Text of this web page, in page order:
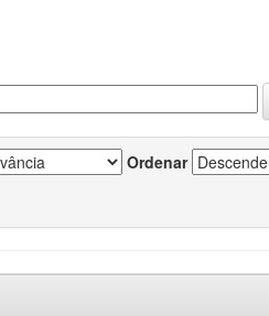
Ordenar